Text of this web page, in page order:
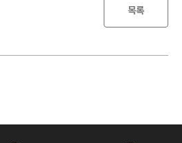
목록